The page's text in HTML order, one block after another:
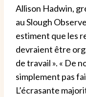
Allison Hadwin,
au Slough
estiment que les
devraient être
de travail ». « De
simplement pas
L’écrasante